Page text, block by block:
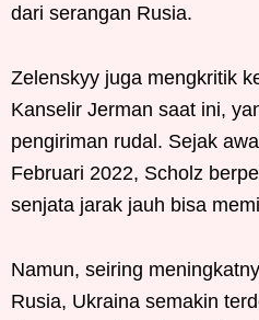
dari serangan Rusia.
Zelenskyy juga mengkritik
Kanselir Jerman saat ini,
pengiriman rudal. Sejak
Februari 2022, Scholz
senjata jarak jauh bisa
Namun, seiring
Rusia, Ukraina semakin